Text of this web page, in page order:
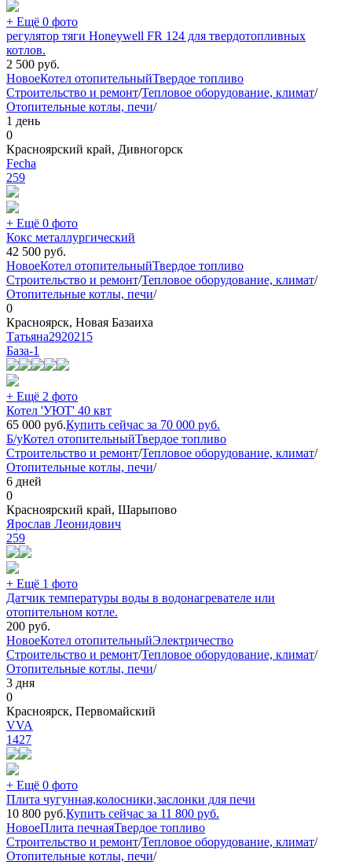
+ Ещё 0 фото
регулятор тяги Honeywell FR 124 для твердотопливных
котлов.
2 500 руб.
НовоеКотел отопительныйТвердое топливо
Строительство и ремонт/Тепловое оборудование, климат/
Отопительные котлы, печи/
1 день
0
Красноярский край, Дивногорск
Fecha
259
+ Ещё 0 фото
Кокс металлургический
42 500 руб.
НовоеКотел отопительныйТвердое топливо
Строительство и ремонт/Тепловое оборудование, климат/
Отопительные котлы, печи/
0
Красноярск, Новая Базаиха
Татьяна2920215
База-1
+ Ещё 2 фото
Котел 'УЮТ' 40 квт
65 000 руб.Купить сейчас за 70 000 руб.
Б/уКотел отопительныйТвердое топливо
Строительство и ремонт/Тепловое оборудование, климат/
Отопительные котлы, печи/
6 дней
0
Красноярский край, Шарыпово
Ярослав Леонидович
259
+ Ещё 1 фото
Датчик температуры воды в водонагревателе или
отопительном котле.
200 руб.
НовоеКотел отопительныйЭлектричество
Строительство и ремонт/Тепловое оборудование, климат/
Отопительные котлы, печи/
3 дня
0
Красноярск, Первомайский
VVA
1427
+ Ещё 0 фото
Плита чугунная,колосники,заслонки для печи
10 800 руб.Купить сейчас за 11 800 руб.
НовоеПлита печнаяТвердое топливо
Строительство и ремонт/Тепловое оборудование, климат/
Отопительные котлы, печи/